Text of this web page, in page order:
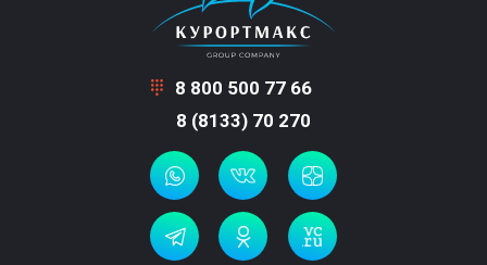
8 800 500 77 66
8 (8133) 70 270